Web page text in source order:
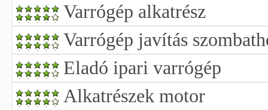
Varrógép alkatrész
Varrógép javítás
Eladó ipari varrógép
Alkatrészek motor